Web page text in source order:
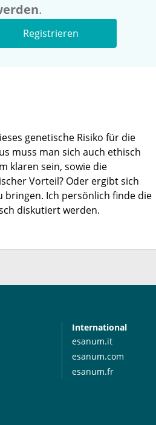
.
Registrieren
genetische Risiko für die
muss man sich auch ethisch
klaren sein, sowie die
Vorteil? Oder ergibt sich
bringen. Ich persönlich finde die
diskutiert werden.
International
esanum.it
esanum.com
esanum.fr